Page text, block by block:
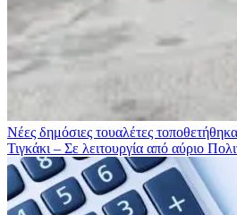
Νέες δημόσιες τουαλέτες
Τιγκάκι – Σε λειτουργία από αύριο